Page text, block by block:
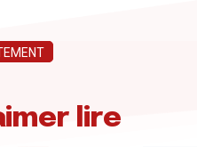
lire